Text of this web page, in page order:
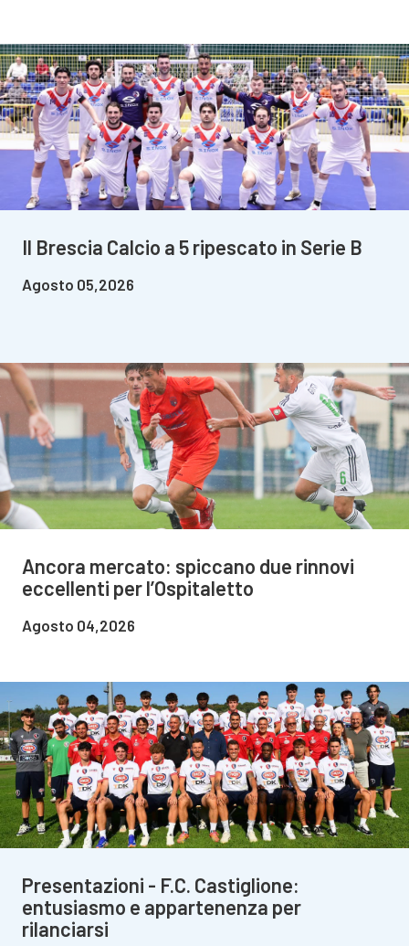
Il Brescia Calcio a 5 ripescato in Serie B
Agosto 05,2026
Ancora mercato: spiccano due rinnovi
eccellenti per l’Ospitaletto
Agosto 04,2026
Presentazioni - F.C. Castiglione:
entusiasmo e appartenenza per
rilanciarsi